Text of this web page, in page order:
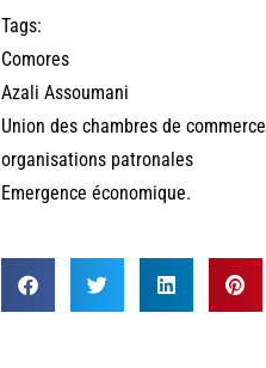
Tags:
Comores
Azali Assoumani
Union des chambres de commerce
organisations patronales
Emergence économique.